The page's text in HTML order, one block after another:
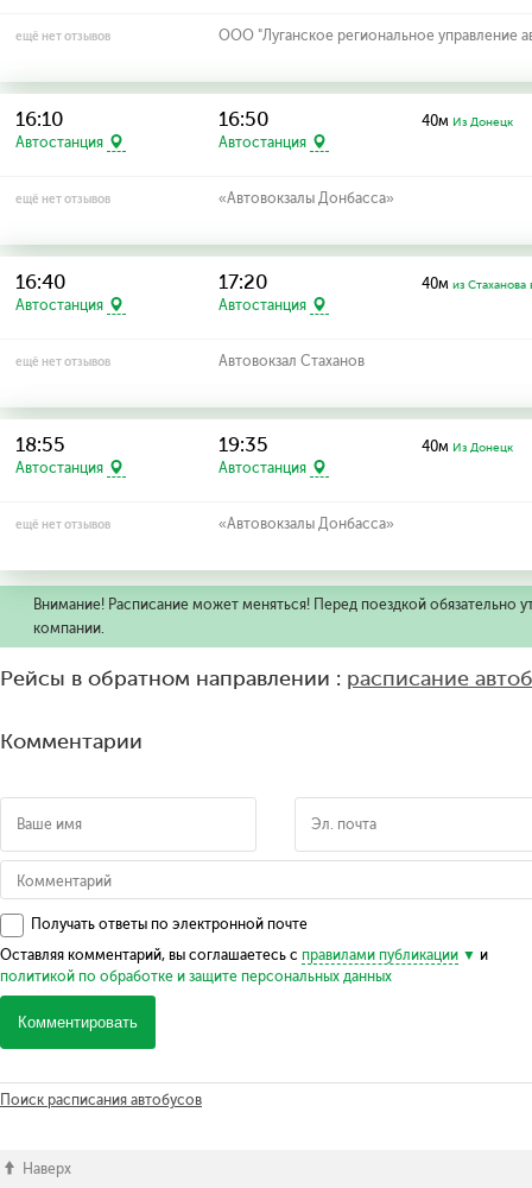
ещё нет отзывов ООО "Луганское региональное управление
16:10
Автостанция
16:50
Автостанция
40м Из Донецк
ещё нет отзывов «Автовокзалы Донбасса»
16:40
Автостанция
17:20
Автостанция
40м из Стаханова
ещё нет отзывов Автовокзал Стаханов
18:55
Автостанция
19:35
Автостанция
40м Из Донецк
ещё нет отзывов «Автовокзалы Донбасса»
Внимание! Расписание может меняться! Перед поездкой обязательно
компании.
Рейсы в обратном направлении : расписание
Комментарии
Получать ответы по электронной почте
Оставляя комментарий, вы соглашаетесь с правилами публикации
и
политикой по обработке и защите персональных данных
Комментировать
Поиск расписания автобусов
Наверх